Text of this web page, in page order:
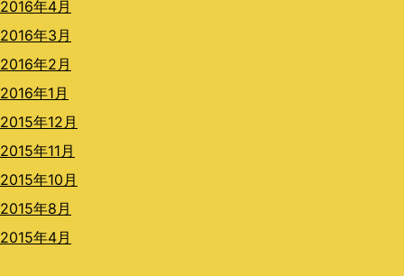
2016年4月
2016年3月
2016年2月
2016年1月
2015年12月
2015年11月
2015年10月
2015年8月
2015年4月